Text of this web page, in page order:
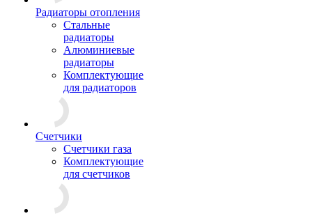
Радиаторы отопления
Стальные
радиаторы
Алюминиевые
радиаторы
Комплектующие
для радиаторов
Счетчики
Счетчики газа
Комплектующие
для счетчиков